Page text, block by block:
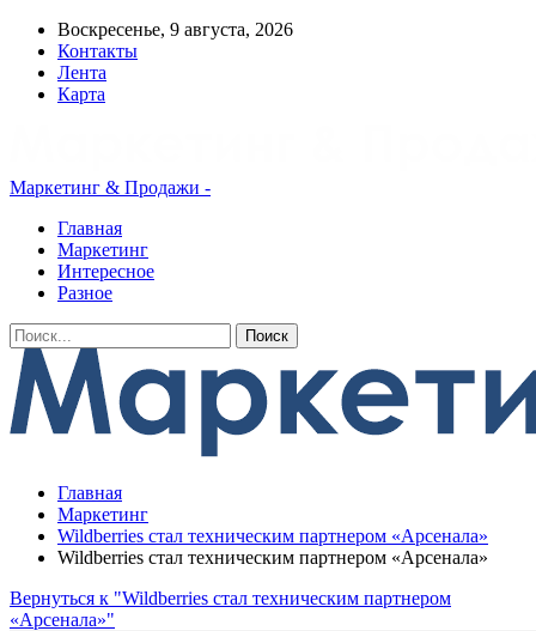
Воскресенье, 9 августа, 2026
Контакты
Лента
Карта
Маркетинг & Продажи -
Главная
Маркетинг
Интересное
Разное
Главная
Маркетинг
Wildberries стал техническим партнером «Арсенала»
Wildberries стал техническим партнером «Арсенала»
Вернуться к "Wildberries стал техническим партнером
«Арсенала»"